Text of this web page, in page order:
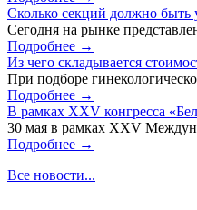
Сколько секций должно быть
Сегодня на рынке
Подробнее →
Из чего складывается
При подборе
Подробнее →
В рамках XXV конгресса
30 мая в рамках XXV
Подробнее →
Все новости...